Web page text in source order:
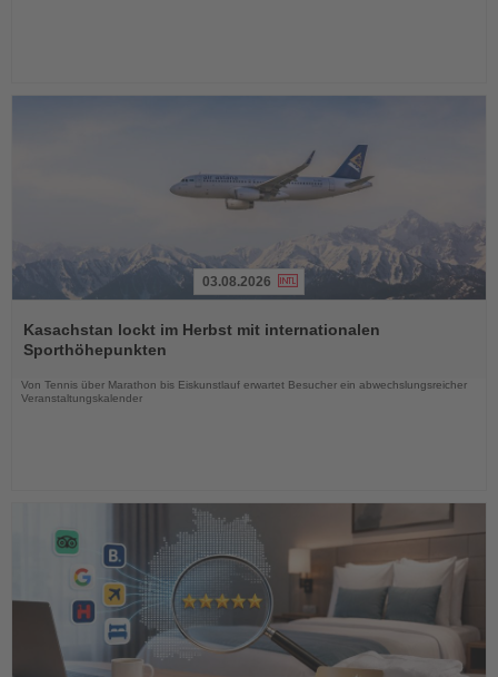
Sie
die
Nachrichten
03.08.2026
Kasachstan lockt im Herbst mit internationalen
Sporthöhepunkten
Von Tennis über Marathon bis Eiskunstlauf erwartet Besucher ein abwechslungsreicher
Veranstaltungskalender